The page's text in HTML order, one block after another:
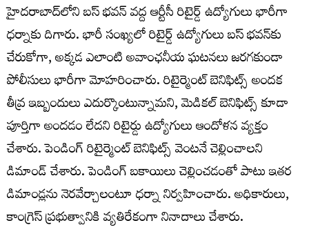
హైదరాబాద్‌లోని బస్ భవన్ వద్ద ఆర్టీసీ రిటైర్డ్ ఉద్యోగులు భారీగా
ధర్నాకు దిగారు. భారీ సంఖ్యలో రిటైర్డ్ ఉద్యోగులు బస్ భవన్‌కు
చేరుకోగా, అక్కడ ఎలాంటి అవాంఛనీయ ఘటనలు జరగకుండా
పోలీసులు భారీగా మోహరించారు. రిటైర్మెంట్ బెనిఫిట్స్ అందక
తీవ్ర ఇబ్బందులు ఎదుర్కొంటున్నామని, మెడికల్ బెనిఫిట్స్ కూడా
పూర్తిగా అందడం లేదని రిటైర్డు ఉద్యోగులు ఆందోళన వ్యక్తం
చేశారు. పెండింగ్ రిటైర్మెంట్ బెనిఫిట్స్ వెంటనే చెల్లించాలని
డిమాండ్ చేశారు. పెండింగ్ బకాయిలు చెల్లించడంతో పాటు ఇతర
డిమాండ్లను నెరవేర్చాలంటూ ధర్నా నిర్వహించారు. అధికారులు,
కాంగ్రెస్ ప్రభుత్వానికి వ్యతిరేకంగా నినాదాలు చేశారు.